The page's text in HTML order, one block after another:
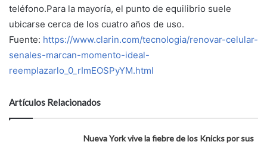
teléfono.Para la mayoría, el punto de equilibrio suele
ubicarse cerca de los cuatro años de uso.
Fuente: https://www.clarin.com/tecnologia/renovar-celular-
senales-marcan-momento-ideal-
reemplazarlo_0_rImEOSPyYM.html
Artículos Relacionados
Nueva York vive la fiebre de los Knicks por sus